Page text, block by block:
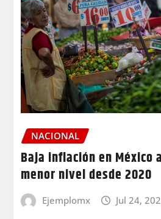
NACIONAL
Baja inflación en México
menor nivel desde 2020
Ejemplomx Jul 24,